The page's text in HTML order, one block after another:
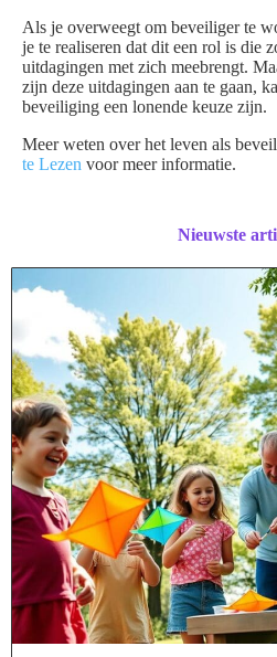
Als je overweegt om beveiliger te
je te realiseren dat dit een rol is die
uitdagingen met zich meebrengt.
zijn deze uitdagingen aan te gaan,
beveiliging een lonende keuze zijn.
Meer weten over het leven als
te Lezen voor meer informatie.
Nieuwste